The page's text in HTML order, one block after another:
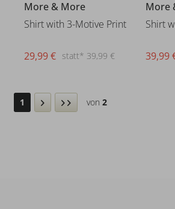
More & More
Shirt with 3-Motive Print
statt* 39,99 €
29,99 €
More
Shirt
39,99
1 von2